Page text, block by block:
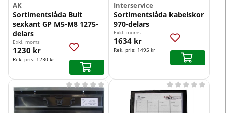
AK
Sortimentslåda Bult
sexkant GP M5-M8 1275-
delars
Exkl. moms
1230 kr
Rek. pris: 1230 kr
Interservice
Sortimentslåda kabelskor
970-delars
Exkl. moms
1634 kr
Rek. pris: 1495 kr
         